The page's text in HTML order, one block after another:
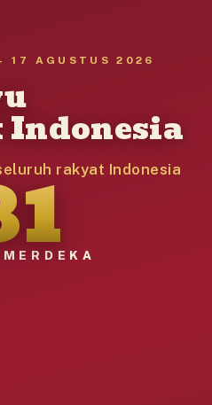
17 AGUSTUS 2026
rakyat Indonesia